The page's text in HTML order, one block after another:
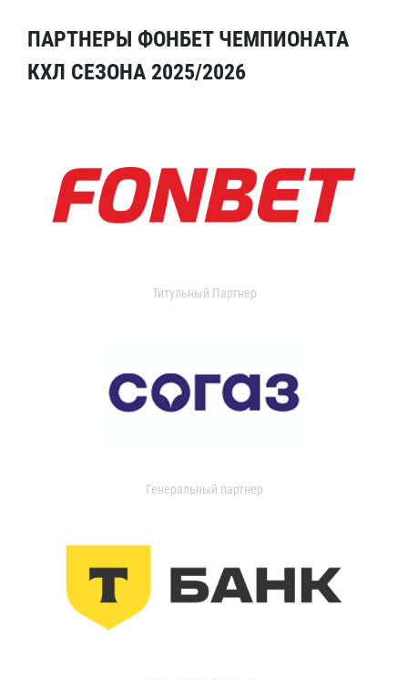
ПАРТНЕРЫ ФОНБЕТ ЧЕМПИОНАТА
КХЛ СЕЗОНА 2025/2026
Титульный Партнер
Генеральный партнер